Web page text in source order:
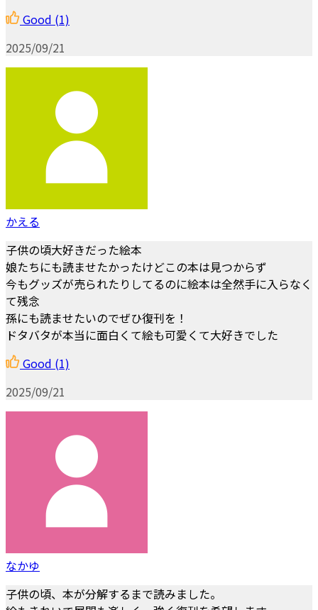
Good (1)
2025/09/21
かえる
子供の頃大好きだった絵本
娘たちにも読ませたかったけどこの本は見つからず
今もグッズが売られたりしてるのに絵本は全然手に入らなく
て残念
孫にも読ませたいのでぜひ復刊を！
ドタバタが本当に面白くて絵も可愛くて大好きでした
Good (1)
2025/09/21
なかゆ
子供の頃、本が分解するまで読みました。